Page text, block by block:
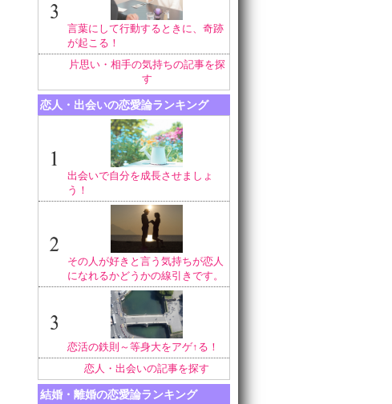
言葉にして行動するときに、奇跡
が起こる！
片思い・相手の気持ちの記事を探
す
恋人・出会いの恋愛論ランキング
出会いで自分を成長させましょ
う！
その人が好きと言う気持ちが恋人
になれるかどうかの線引きです。
恋活の鉄則～等身大をアゲ↑る！
恋人・出会いの記事を探す
結婚・離婚の恋愛論ランキング